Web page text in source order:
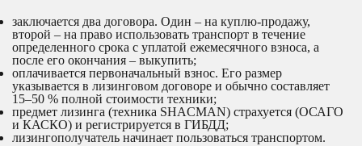
заключается два договора. Один – на куплю-продажу,
второй – на право использовать транспорт в течение
определенного срока с уплатой ежемесячного взноса, а
после его окончания – выкупить;
оплачивается первоначальный взнос. Его размер
указывается в лизинговом договоре и обычно составляет
15–50 % полной стоимости техники;
предмет лизинга (техника SHACMAN) страхуется (ОСАГО
и КАСКО) и регистрируется в ГИБДД;
лизингополучатель начинает пользоваться транспортом.